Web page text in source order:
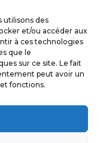
utilisons des
et/ou accéder aux
à ces technologies
que le
sur ce site. Le fait
peut avoir un
fonctions.